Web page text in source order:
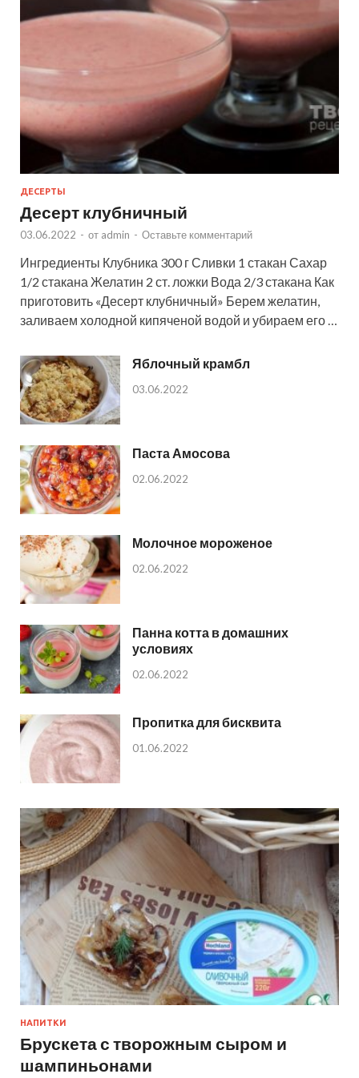
ДЕСЕРТЫ
Десерт клубничный
03.06.2022 - от admin - Оставьте комментарий
Ингредиенты Клубника 300 г Сливки 1 стакан Сахар
1/2 стакана Желатин 2 ст. ложки Вода 2/3 стакана Как
приготовить «Десерт клубничный» Берем желатин,
заливаем холодной кипяченой водой и убираем его …
Яблочный крамбл
03.06.2022
Паста Амосова
02.06.2022
Молочное мороженое
02.06.2022
Панна котта в домашних
условиях
02.06.2022
Пропитка для бисквита
01.06.2022
НАПИТКИ
Брускета с творожным сыром и
шампиньонами